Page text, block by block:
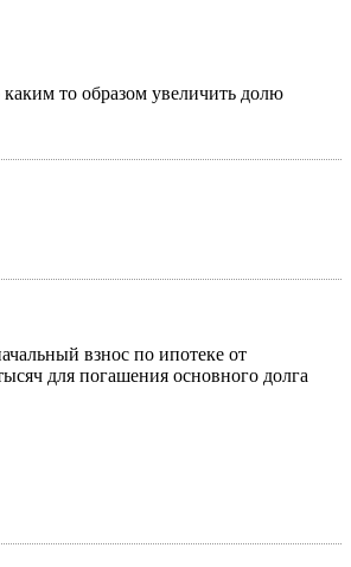
то образом увеличить долю
взнос по ипотеке от
для погашения основного долга